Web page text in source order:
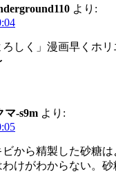
より:
ろしく」漫画早くホ
マ-s9m より:
ビから精製した砂糖
けがわからない。砂